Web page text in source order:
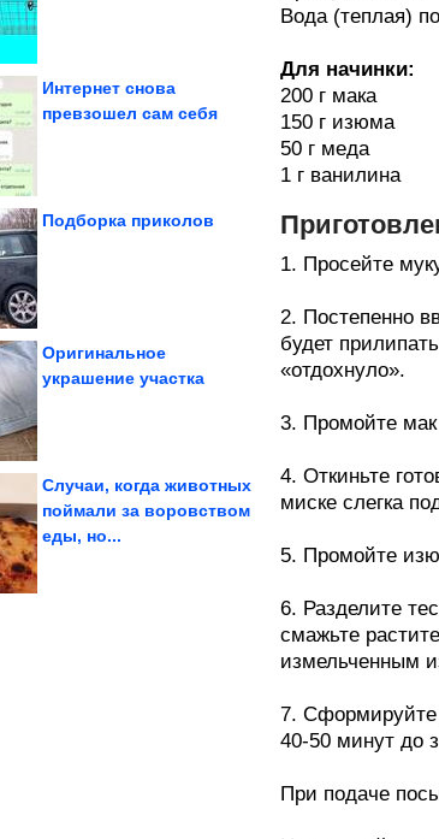
Интернет снова
превзошел сам себя
Подборка приколов
Оригинальное
украшение участка
цене с возрастом! 5
Случаи, когда животных
поймали за воровством
еды, но...
Вода (теплая)
Для начинки:
200 г мака
150 г изюма
50 г меда
1 г ванилина
1. Просейте
2. Постепенно
будет
«отдохнуло».
3. Промойте мак
4. Откиньте
миске слегка
5. Промойте
6. Разделите
смажьте
измельченным
7. Сформируйте
40-50 минут до
При подаче